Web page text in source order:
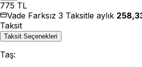
775 TL
Vade Farksız 3 Taksitle aylık
Taksit
Taksit Seçenekleri
Taş: